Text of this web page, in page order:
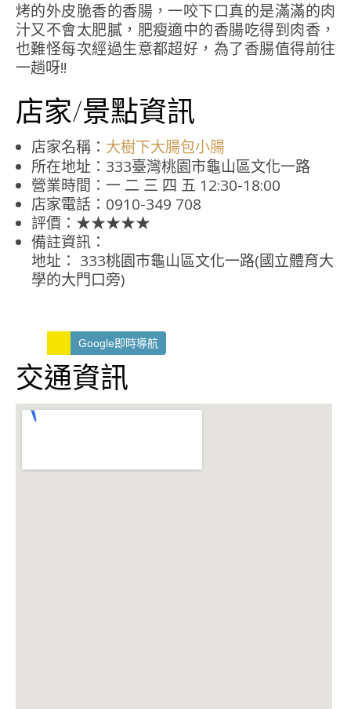
烤的外皮脆香的香腸，一咬下口真的是滿滿的肉
汁又不會太肥膩，肥瘦適中的香腸吃得到肉香，
也難怪每次經過生意都超好，為了香腸值得前往
一趟呀!!
店家/景點資訊
店家名稱： 大樹下大腸包小腸
所在地址：333臺灣桃園市龜山區文化一路
營業時間：一 二 三 四 五 12:30-18:00
店家電話：0910-349 708
評價：★★★★★
備註資訊：
地址： 333桃園市龜山區文化一路(國立體育大
學的大門口旁)
Google即時導航
交通資訊